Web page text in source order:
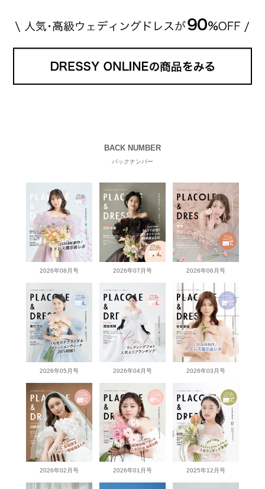
BACK NUMBER
バックナンバー
2026年08月号 2026年07月号 2026年06月号
2026年05月号 2026年04月号 2026年03月号
2026年02月号 2026年01月号 2025年12月号